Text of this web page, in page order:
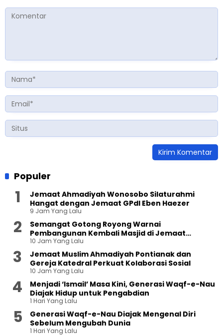
Populer
Jemaat Ahmadiyah Wonosobo Silaturahmi
Hangat dengan Jemaat GPdI Eben Haezer
9 Jam Yang Lalu
Semangat Gotong Royong Warnai
Pembangunan Kembali Masjid di Jemaat
Ahmadiyah Sukapura
10 Jam Yang Lalu
Jemaat Muslim Ahmadiyah Pontianak dan
Gereja Katedral Perkuat Kolaborasi Sosial
10 Jam Yang Lalu
Menjadi ‘Ismail’ Masa Kini, Generasi Waqf-e-Nau
Diajak Hidup untuk Pengabdian
1 Hari Yang Lalu
Generasi Waqf-e-Nau Diajak Mengenal Diri
Sebelum Mengubah Dunia
1 Hari Yang Lalu